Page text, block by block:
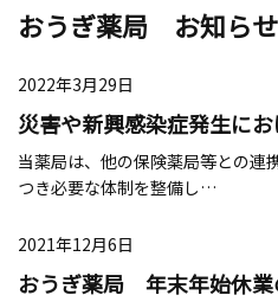
おうぎ薬局 お知ら
2022年3月29日
災害や新興感染症発生に
当薬局は、他の保険薬局等との連
つき必要な体制を整備し…
2021年12月6日
おうぎ薬局 年末年始休業